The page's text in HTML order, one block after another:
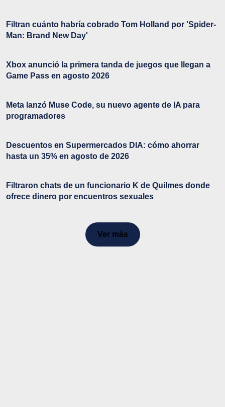
Filtran cuánto habría cobrado Tom Holland por 'Spider-
Man: Brand New Day'
Xbox anunció la primera tanda de juegos que llegan a
Game Pass en agosto 2026
Meta lanzó Muse Code, su nuevo agente de IA para
programadores
Descuentos en Supermercados DIA: cómo ahorrar
hasta un 35% en agosto de 2026
Filtraron chats de un funcionario K de Quilmes donde
ofrece dinero por encuentros sexuales
Ver más